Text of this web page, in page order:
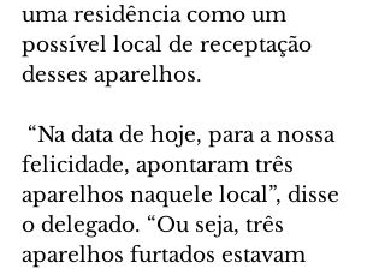
uma residência como um
possível local de receptação
desses aparelhos.
“Na data de hoje, para a nossa
felicidade, apontaram três
aparelhos naquele local”, disse
o delegado. “Ou seja, três
aparelhos furtados estavam